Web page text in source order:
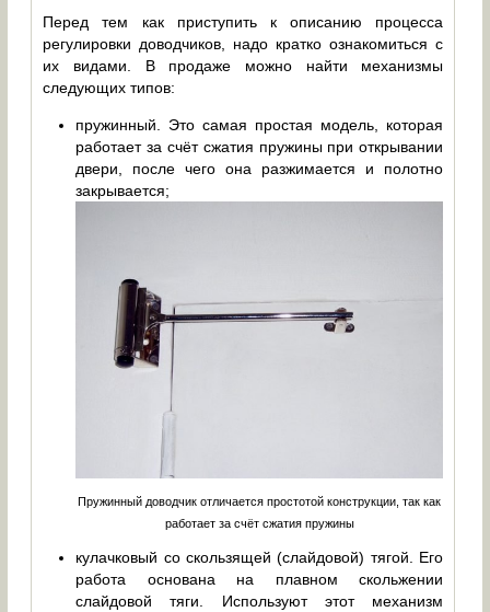
Перед тем как приступить к описанию процесса
регулировки доводчиков, надо кратко ознакомиться с
их видами. В продаже можно найти механизмы
следующих типов:
пружинный. Это самая простая модель, которая
работает за счёт сжатия пружины при открывании
двери, после чего она разжимается и полотно
закрывается;
Пружинный доводчик отличается простотой конструкции, так как
работает за счёт сжатия пружины
кулачковый со скользящей (слайдовой) тягой. Его
работа основана на плавном скольжении
слайдовой тяги. Используют этот механизм